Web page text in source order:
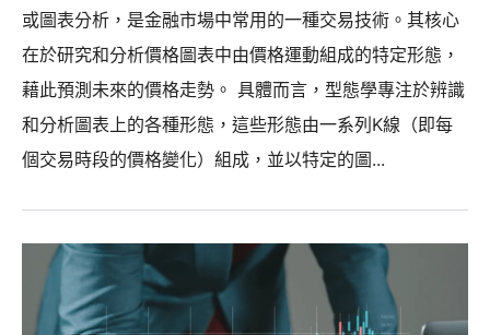
或圖表分析，是金融市場中常用的一種交易技術。其核心
在於研究和分析價格圖表中由價格運動組成的特定形態，
藉此預測未來的價格走勢。 具體而言，型態學專注於辨識
和分析圖表上的各種形態，這些形態由一系列K線（即每
個交易時段的價格變化）組成，並以特定的圖...